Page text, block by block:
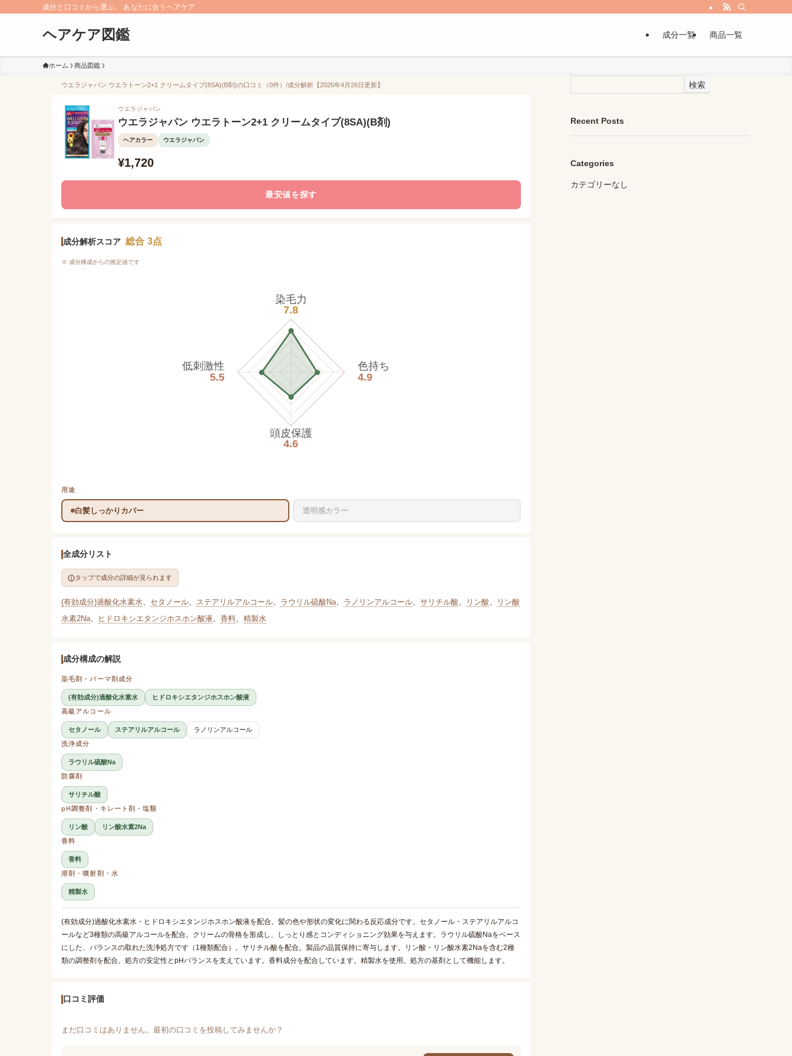
成分と口コミから選ぶ、 あなたに合うヘアケア
ヘアケア図鑑 成分一覧 商品一覧
ホーム 商品図鑑
ウエラジャパン ウエラトーン2+1 クリームタイプ(8SA)(B剤)の口コミ（0件）/成分解析【2026年4月26日更新】
ウエラジャパン
ウエラジャパン ウエラトーン2+1 クリームタイプ(8SA)(B剤)
ヘアカラー ウエラジャパン
¥1,720
最安値を探す
成分解析スコア 総合 3点
※ 成分構成からの推定値です
染毛力
7.8
色持ち
4.9
頭皮保護
4.6
低刺激性
5.5
用途
白髪しっかりカバー 透明感カラー
全成分リスト
タップで成分の詳細が見られます
(有効成分)過酸化水素水、 セタノール、 ステアリルアルコール、 ラウリル硫酸Na、 ラノリンアルコール、 サリチル酸、 リン酸、
リン酸
水素2Na、 ヒドロキシエタンジホスホン酸液、 香料、 精製水
成分構成の解説
染毛剤・パーマ剤成分
(有効成分)過酸化水素水
ヒドロキシエタンジホスホン酸液
高級アルコール
セタノール ステアリルアルコール
ラノリンアルコール
洗浄成分
ラウリル硫酸Na
防腐剤
サリチル酸
pH調整剤・キレート剤・塩類
リン酸
リン酸水素2Na
香料
香料
溶剤・噴射剤・水
精製水
(有効成分)過酸化水素水・ヒドロキシエタンジホスホン酸液を配合。髪の色や形状の変化に関わる反応成分です。セタノール・ステアリルアルコ
ールなど3種類の高級アルコールを配合。クリームの骨格を形成し、しっとり感とコンディショニング効果を与えます。ラウリル硫酸Naをベース
にした、バランスの取れた洗浄処方です（1種類配合）。サリチル酸を配合。製品の品質保持に寄与します。リン酸・リン酸水素2Naを含む2種
類の調整剤を配合。処方の安定性とpHバランスを支えています。香料成分を配合しています。精製水を使用。処方の基剤として機能します。
口コミ評価
まだ口コミはありません。最初の口コミを投稿してみませんか？
検索
Recent Posts
Categories
カテゴリーなし